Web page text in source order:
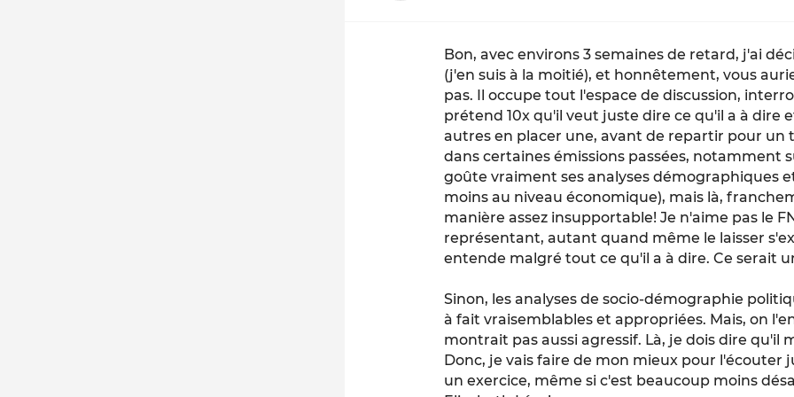
Bon, avec environs 3 semaines de retard, j'ai
(j'en suis à la moitié), et honnêtement, vous
pas. Il occupe tout l'espace de discussion,
prétend 10x qu'il veut juste dire ce qu'il a à dire
autres en placer une, avant de repartir pour un
dans certaines émissions passées, notamment
goûte vraiment ses analyses démographiques
moins au niveau économique), mais là,
manière assez insupportable! Je n'aime pas le
représentant, autant quand même le laisser
entende malgré tout ce qu'il a à dire. Ce serait
Sinon, les analyses de socio-démographie
à fait vraisemblables et appropriées. Mais, on
montrait pas aussi agressif. Là, je dois dire qu'il
Donc, je vais faire de mon mieux pour l'écouter
un exercice, même si c'est beaucoup moins